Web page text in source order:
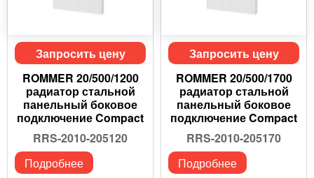
Запросить цену
ROMMER 20/500/1200
радиатор стальной
панельный боковое
подключение Compact
RRS-2010-205120
Подробнее
Запросить цену
ROMMER 20/500/1700
радиатор стальной
панельный боковое
подключение Compact
RRS-2010-205170
Подробнее